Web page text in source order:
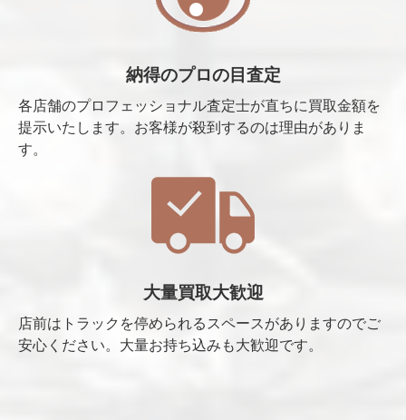
納得のプロの目査定
各店舗のプロフェッショナル査定士が直ちに買取金額を
提示いたします。お客様が殺到するのは理由がありま
す。
大量買取大歓迎
店前はトラックを停められるスペースがありますのでご
安心ください。大量お持ち込みも大歓迎です。